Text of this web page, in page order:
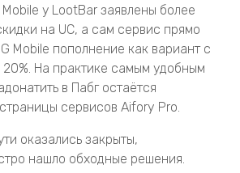
у LootBar заявлены более
на UC, а сам сервис прямо
Mobile пополнение как вариант с
На практике самым удобным
в Пабг остаётся
сервисов Aifory Pro.
оказались закрыты,
нашло обходные решения.